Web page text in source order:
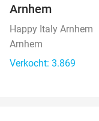
Arnhem
Happy Italy Arnhem
Arnhem
Verkocht: 3.869